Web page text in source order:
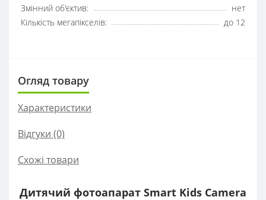
Змінний об'єктив:
нет
Кількість мегапікселів:
до 12
Огляд товару
Характеристики
Відгуки (0)
Схожі товари
Дитячий фотоапарат Smart Kids Camera